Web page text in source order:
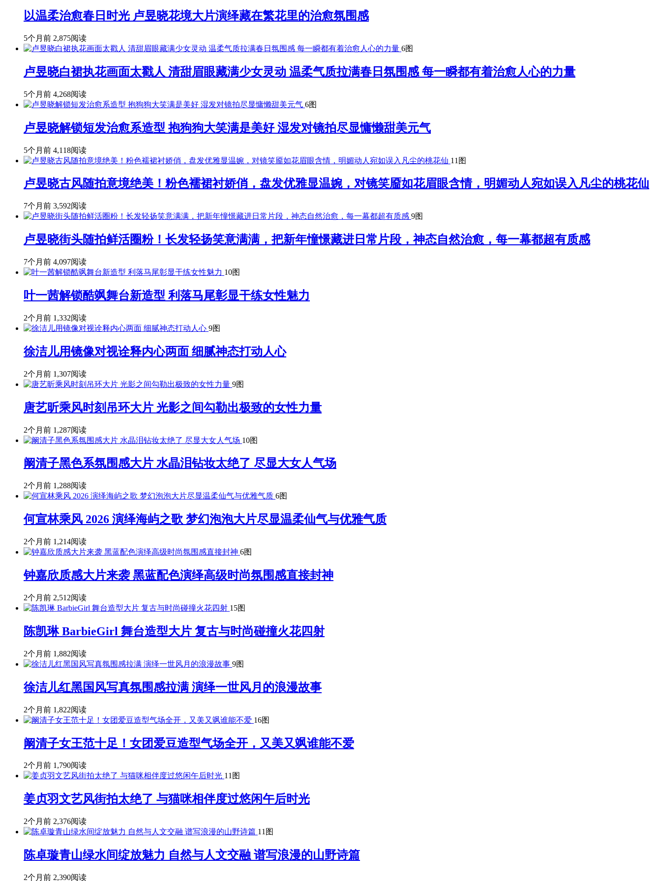
以温柔治愈春日时光 卢昱晓花境大片演绎藏在繁花里的治愈氛围感
5个月前 2,875阅读
6图
卢昱晓白裙执花画面太戳人 清甜眉眼藏满少女灵动 温柔气质拉满春日氛围感 每一瞬都有着治愈人心的力量
5个月前 4,268阅读
6图
卢昱晓解锁短发治愈系造型 抱狗狗大笑满是美好 湿发对镜拍尽显慵懒甜美元气
5个月前 4,118阅读
11图
卢昱晓古风随拍意境绝美！粉色襦裙衬娇俏，盘发优雅显温婉，对镜笑靥如花眉眼含情，明媚动人宛如误入凡尘的桃花仙
7个月前 3,592阅读
9图
卢昱晓街头随拍鲜活圈粉！长发轻扬笑意满满，把新年憧憬藏进日常片段，神态自然治愈，每一幕都超有质感
7个月前 4,097阅读
10图
叶一茜解锁酷飒舞台新造型 利落马尾彰显干练女性魅力
2个月前 1,332阅读
9图
徐洁儿用镜像对视诠释内心两面 细腻神态打动人心
2个月前 1,307阅读
9图
唐艺昕乘风时刻吊环大片 光影之间勾勒出极致的女性力量
2个月前 1,287阅读
10图
阚清子黑色系氛围感大片 水晶泪钻妆太绝了 尽显大女人气场
2个月前 1,288阅读
6图
何宣林乘风 2026 演绎海屿之歌 梦幻泡泡大片尽显温柔仙气与优雅气质
2个月前 1,214阅读
6图
钟嘉欣质感大片来袭 黑蓝配色演绎高级时尚氛围感直接封神
2个月前 2,512阅读
15图
陈凯琳 BarbieGirl 舞台造型大片 复古与时尚碰撞火花四射
2个月前 1,882阅读
9图
徐洁儿红黑国风写真氛围感拉满 演绎一世风月的浪漫故事
2个月前 1,822阅读
16图
阚清子女王范十足！女团爱豆造型气场全开，又美又飒谁能不爱
2个月前 1,790阅读
11图
姜贞羽文艺风街拍太绝了 与猫咪相伴度过悠闲午后时光
2个月前 2,376阅读
11图
陈卓璇青山绿水间绽放魅力 自然与人文交融 谱写浪漫的山野诗篇
2个月前 2,390阅读